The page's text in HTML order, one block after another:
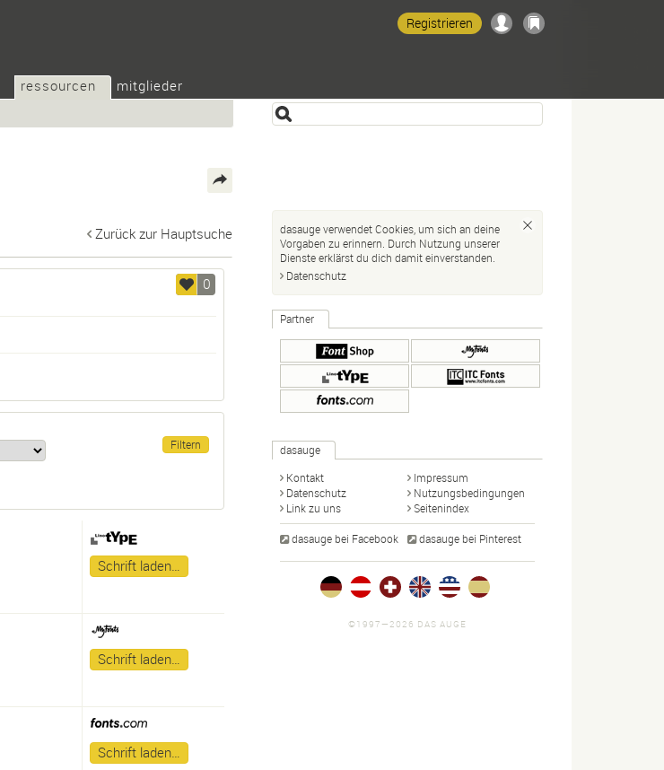
ressourcen
mitglieder
Registrieren
Zurück zur Hauptsuche
0
Schrift laden…
Schrift laden…
Schrift laden…
dasauge verwendet Cookies, um sich an deine
Vorgaben zu erinnern. Durch Nutzung unserer
Dienste erklärst du dich damit einverstanden.
Datenschutz
Partner
dasauge
Kontakt
Impressum
Datenschutz
Nutzungsbedingungen
Link zu uns
Seitenindex
dasauge bei Facebook dasauge bei Pinterest
©1997—2026 DAS AUGE